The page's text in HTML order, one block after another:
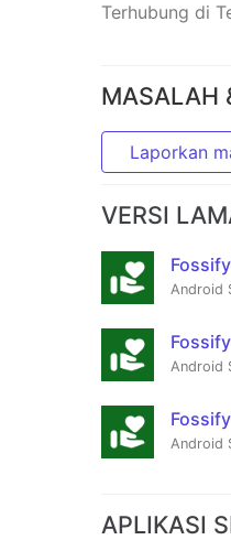
Terhubung di
MASALAH
Laporkan
VERSI
Android
Android
Android
APLIKASI